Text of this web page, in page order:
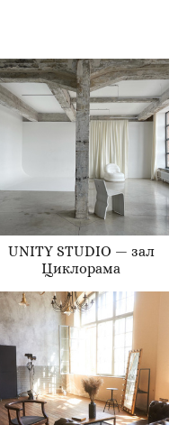
UNITY STUDIO — зал
Циклорама